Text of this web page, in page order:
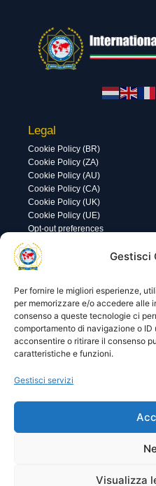
Gestisci
Per fornire le migliori esperienze,
per memorizzare e/o accedere alle
consenso a queste tecnologie ci
comportamento di navigazione o ID
acconsentire o ritirare il consenso
caratteristiche e funzioni.
Gestisci servizi
Visualizza
Legal
Cookie Policy (BR)
Cookie Policy (ZA)
Cookie Policy (AU)
Cookie Policy (CA)
Cookie Policy (UK)
Cookie Policy (UE)
Opt-out preferences
Utility
Visite di oggi: 3
Visite totali: 13317